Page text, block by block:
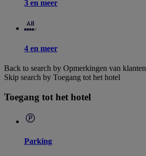
3 en meer
4 en meer
Back to search by Opmerkingen van klanten
Skip search by Toegang tot het hotel
Toegang tot het hotel
Parking